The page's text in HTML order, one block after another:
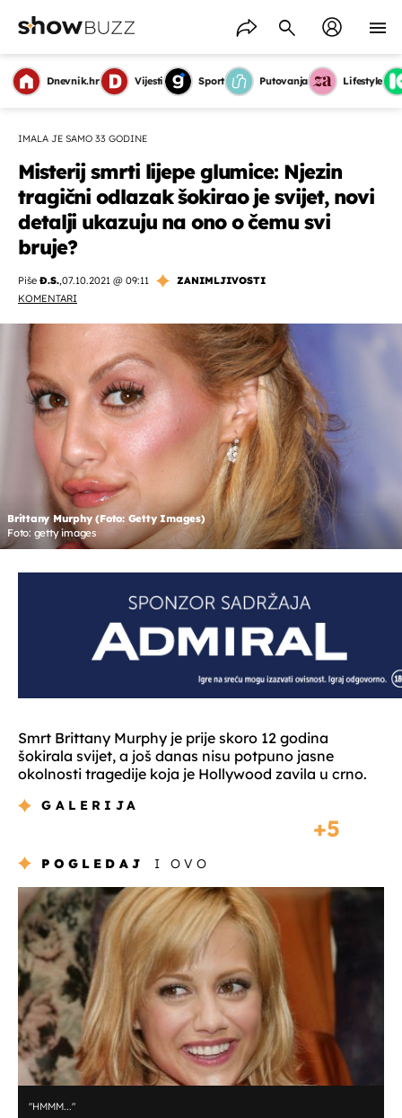
Dnevnik.hr Vijesti Sport Putovanja Lifestyle
IMALA JE SAMO 33 GODINE
Misterij smrti lijepe glumice: Njezin
tragični odlazak šokirao je svijet, novi
detalji ukazuju na ono o čemu svi
bruje?
Piše Đ.S.,07.10.2021 @ 09:11
ZANIMLJIVOSTI
KOMENTARI
Brittany Murphy (Foto: Getty Images)
Foto: getty images
Smrt Brittany Murphy je prije skoro 12 godina
šokirala svijet, a još danas nisu potpuno jasne
okolnosti tragedije koja je Hollywood zavila u crno.
GALERIJA
5
POGLEDAJ I OVO
"HMMM..."
OMOGUĆI OBAVIJESTI